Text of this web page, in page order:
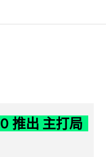
推出 主打局